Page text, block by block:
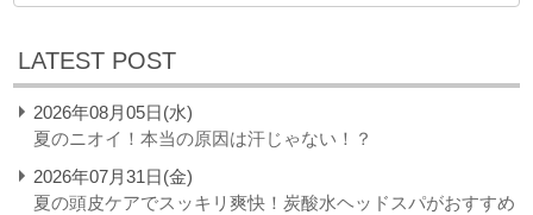
LATEST POST
2026年08月05日(水)
夏のニオイ！本当の原因は汗じゃない！？
2026年07月31日(金)
夏の頭皮ケアでスッキリ爽快！炭酸水ヘッドスパがおすすめ